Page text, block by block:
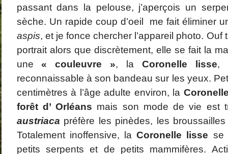
La Coquette
Dominique
Amanita strobiliformis
(Paulet) Bertillon, 1866 – L’ Amanite solitaire
janvier
octobre
août 2013
juillet
juin 2013
mai 2013
février
janvier
décembre
octobre
juillet
juin 2012
Catégories
Araignées
Champignons
Coléoptères
Faune
Flore
GALERIE PHOTO
Papillons de jour
Papillons de nuit
passant dans la pelouse, j’aperçois un
sèche. Un rapide coup d’oeil me fait éliminer
aspis, et je fonce chercher l’appareil photo. Ouf
portrait alors que discrètement, elle se fait la
une« couleuvre », la Coronelle lisse,
reconnaissable à son bandeau sur les yeux.
centimètres à l’âge adulte environ, la
forêt d’ Orléans mais son mode de vie est
austriaca préfère les pinèdes, les
Totalement inoffensive, laCoronelle lisse se
petits serpents et de petits mammifères.